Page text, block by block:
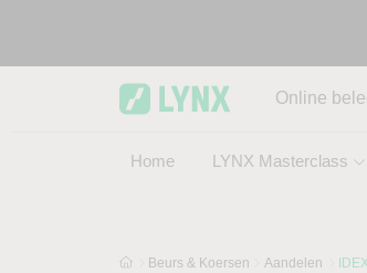
Online
Home LYNX Masterclass
Beurs & Koersen Aandelen